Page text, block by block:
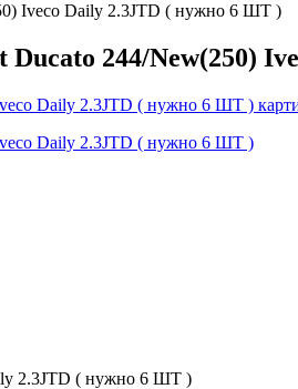
Iveco Daily 2.3JTD ( нужно 6 ШТ )
244/New(250)
2.3JTD ( нужно 6 ШТ )